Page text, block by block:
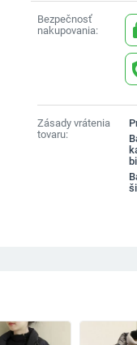
Bezpečnosť
nakupovania:
Zásady vrátenia
tovaru: